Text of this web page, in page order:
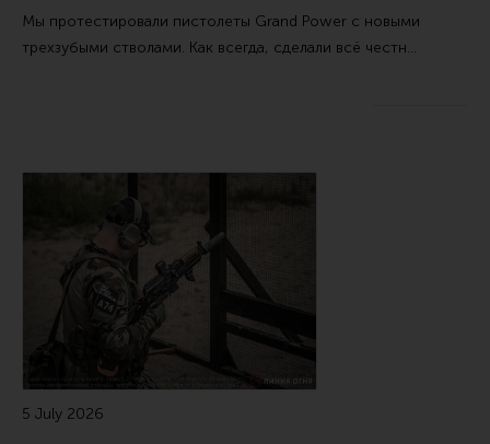
Все разделы
Новости
Фотоотчеты
Мы протестировали пистолеты Grand Power с новыми
трехзубыми стволами. Как всегда, сделали всё честн…
5 July 2026